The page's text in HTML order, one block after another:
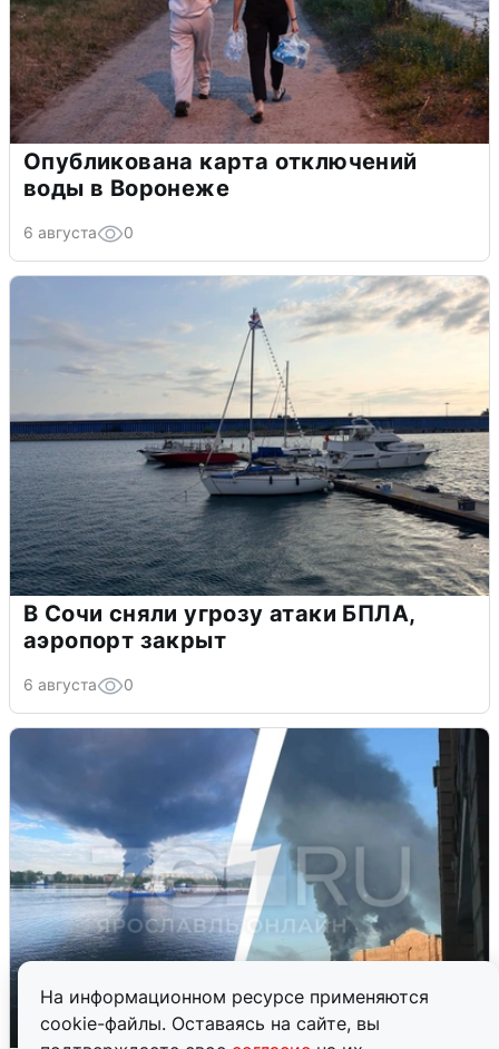
На информационном ресурсе применяются
cookie-файлы. Оставаясь на сайте, вы
Опубликована карта отключений
воды в Воронеже
6 августа 0
В Сочи сняли угрозу атаки БПЛА,
аэропорт закрыт
6 августа 0